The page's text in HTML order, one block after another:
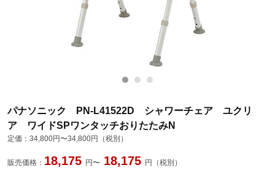
パナソニック PN-L41522D シャワーチェア ユクリ
ア ワイドSPワンタッチおりたたみN
定価： 34,800円〜34,800円（税別）
販売価格： 18,175 円〜 18,175 円（税別）